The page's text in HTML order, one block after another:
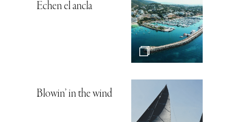
Echen el ancla
Blowin’ in the wind